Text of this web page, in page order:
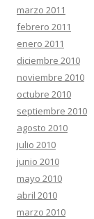
marzo 2011
febrero 2011
enero 2011
diciembre 2010
noviembre 2010
octubre 2010
septiembre 2010
agosto 2010
julio 2010
junio 2010
mayo 2010
abril 2010
marzo 2010